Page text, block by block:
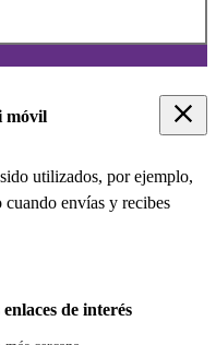
móvil
utilizados, por ejemplo,
cuando envías y recibes
de interés